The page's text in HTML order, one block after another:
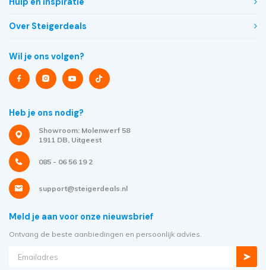
Over Steigerdeals
Wil je ons volgen?
Heb je ons nodig?
Showroom: Molenwerf 58
1911 DB, Uitgeest
085 - 06 56 19 2
support@steigerdeals.nl
Meld je aan voor onze nieuwsbrief
Ontvang de beste aanbiedingen en persoonlijk advies.